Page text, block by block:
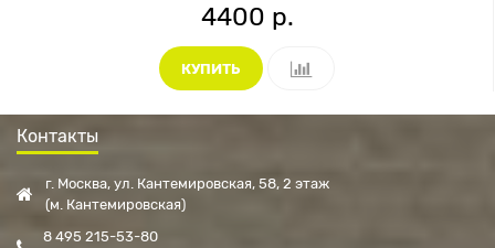
4400 р.
КУПИТЬ
Контакты
г. Москва, ул. Кантемировская, 58, 2 этаж
(м. Кантемировская)
8 495 215-53-80